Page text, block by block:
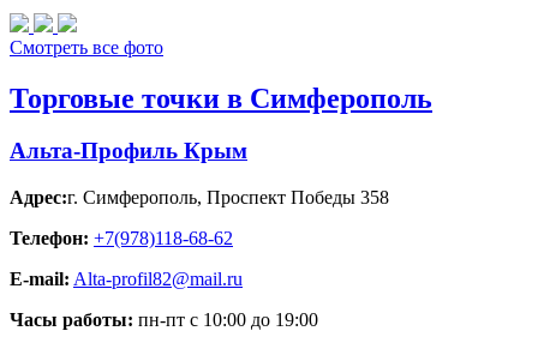
Смотреть все фото
Торговые точки в Симферополь
Альта-Профиль Крым
Адрес:г. Симферополь, Проспект Победы 358
Телефон: +7(978)118-68-62
E-mail: Alta-profil82@mail.ru
Часы работы: пн-пт с 10:00 до 19:00